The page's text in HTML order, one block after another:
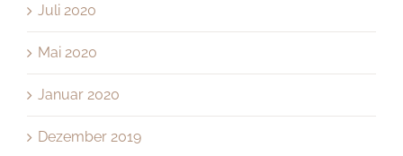
Juli 2020
Mai 2020
Januar 2020
Dezember 2019